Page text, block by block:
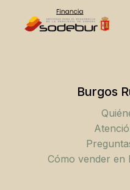
Burgos
Cómo vender en